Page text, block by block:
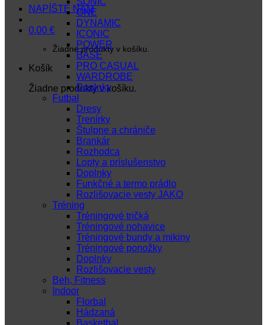
NAPÍŠTE NÁM
0,00 €
Žiadne produkty v košíku.
Košík
Žiadne produkty v košíku.
ONE
DYNAMIC
ICONIC
POWER
BASE
PRO CASUAL
WARDROBE
Doplnky
Futbal
Dresy
Trenírky
Štulpne a chrániče
Brankár
Rozhodca
Lopty a príslušenstvo
Doplnky
Funkčné a termo prádlo
Rozlišovacie vesty JAKO
Tréning
Tréningové tričká
Tréningové nohavice
Tréningové bundy a mikiny
Tréningové ponožky
Doplnky
Rozlišovacie vesty
Beh, Fitness
Indoor
Florbal
Hádzaná
Basketbal